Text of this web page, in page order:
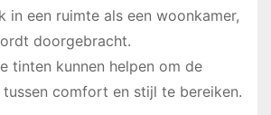
in een ruimte als een woonkamer,
doorgebracht.
tinten kunnen helpen om de
comfort en stijl te bereiken.